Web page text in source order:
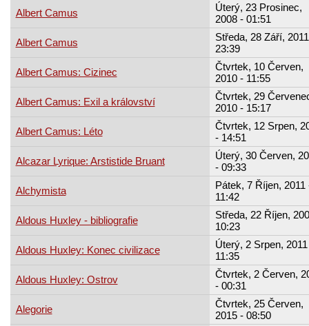
Albert Camus
Úterý, 23 Prosinec,
2008 - 01:51
Albert Camus
Středa, 28 Září,
23:39
Albert Camus: Cizinec
Čtvrtek, 10 Červen,
2010 - 11:55
Albert Camus: Exil a království
Čtvrtek, 29
2010 - 15:17
Albert Camus: Léto
Čtvrtek, 12 Srpen,
- 14:51
Alcazar Lyrique: Arstistide Bruant
Úterý, 30 Červen,
- 09:33
Alchymista
Pátek, 7 Říjen, 2011
11:42
Aldous Huxley - bibliografie
Středa, 22 Říjen,
10:23
Aldous Huxley: Konec civilizace
Úterý, 2 Srpen,
11:35
Aldous Huxley: Ostrov
Čtvrtek, 2 Červen,
- 00:31
Alegorie
Čtvrtek, 25 Červen,
2015 - 08:50